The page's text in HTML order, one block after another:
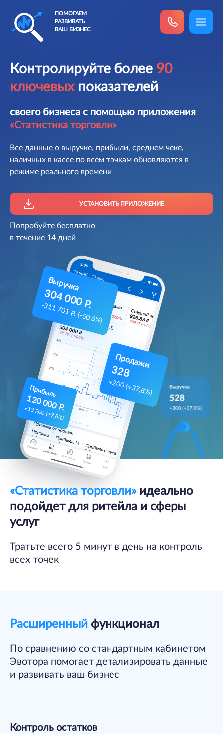
ПОМОГАЕМ
РАЗВИВАТЬ
ВАШ БИЗНЕС
Контролируйте более 90
ключевыхпоказателей
своего бизнеса с помощью приложения
«Статистика торговли»
Все данные о выручке, прибыли, среднем чеке,
наличных в кассе по всем точкам обновляются в
режиме реального времени
УСТАНОВИТЬ ПРИЛОЖЕНИЕ
Попробуйте бесплатно
в течение 14 дней
Выручка
304 000 Р.
-311 701 Р. (-50,6%)
Продажи
328
+200 (+37,8%)
Прибыль
120 000 Р.
+13 200 (+7,8%)
«Статистика торговли» идеально
подойдет для ритейла и сферы
услуг
Тратьте всего 5 минут в день на контроль
всех точек
Расширенный функционал
По сравнению со стандартным кабинетом
Эвотора помогает детализировать данные
и развивать ваш бизнес
Контроль остатков